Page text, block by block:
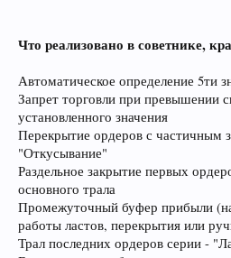
Что реализовано в советнике,
Автоматическое определение 5ти
Запрет торговли при превышении
установленного значения
Перекрытие ордеров с частичным
"Откусывание"
Раздельное закрытие первых
основного трала
Промежуточный буфер прибыли
работы ластов, перекрытия или
Трал последних ордеров серии -